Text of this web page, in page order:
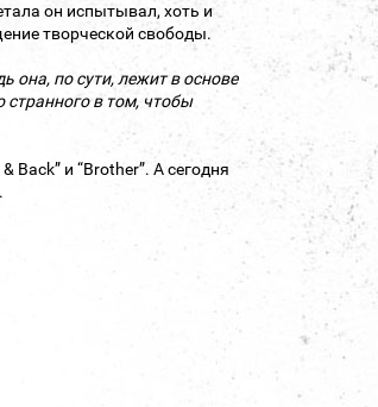
он испытывал, хоть и
творческой свободы.
она, по сути, лежит в основе
странного в том, чтобы
Back” и “Brother”. А сегодня